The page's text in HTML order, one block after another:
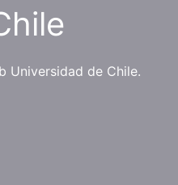
Universidad de Chile.